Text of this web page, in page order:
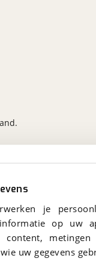
je
op
content,
uw gegevens